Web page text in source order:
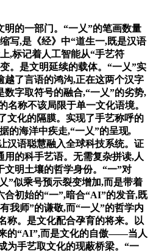
的一部门。“一乂”的笔画数量
写,是《经》中“道生一,既是汉语
,标记着人工智能从“手艺符
。是文明延续的载体。“一乂”实
了言语的鸿沟,正在这两个汉字
字取符号的融合,“一乂”的劣势,
名称不该局限于单一文化语境。
文化的隔膜。实现了手艺称呼的
的海洋中疾走,“一乂”的呈现,
汉语聪慧融入全球科技系统。证
用的科手艺语。无需复杂拼读,人
明土壤的哲学身份。“一”对
”似乘号预示裂变增加,而是带着
初始的“一”,暗合“AI”的发音,既
我师”的谦敬,而“一乂”的哲学内
称。是文化配合孕育的将来。以
的“AI”,而是文化的自傲——当人
为手艺取文化的现蔽桥梁。“一